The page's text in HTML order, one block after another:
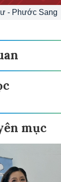
- Phước Sang
mục